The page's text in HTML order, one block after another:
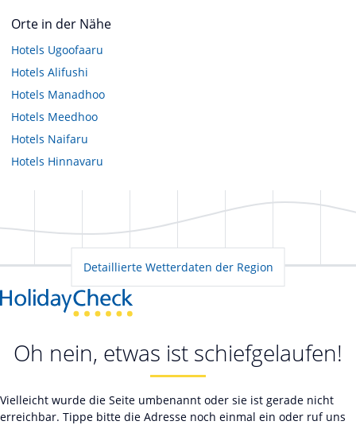
Orte in der Nähe
Hotels Ugoofaaru
Hotels Alifushi
Hotels Manadhoo
Hotels Meedhoo
Hotels Naifaru
Hotels Hinnavaru
Detaillierte Wetterdaten der Region
Oh nein, etwas ist schiefgelaufen!
Vielleicht wurde die Seite umbenannt oder sie ist gerade nicht
erreichbar. Tippe bitte die Adresse noch einmal ein oder ruf uns